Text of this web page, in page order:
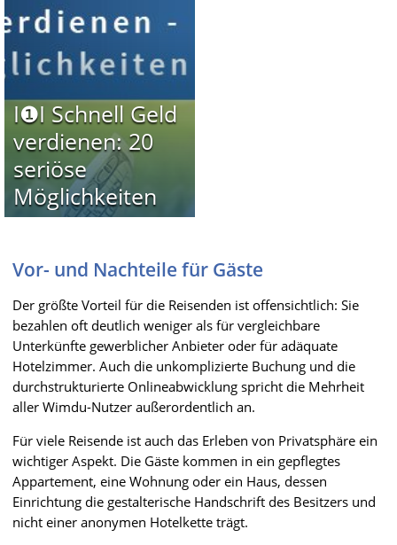
I❶I Schnell Geld
verdienen: 20
seriöse
Möglichkeiten
Vor- und Nachteile für Gäste
Der größte Vorteil für die Reisenden ist offensichtlich: Sie
bezahlen oft deutlich weniger als für vergleichbare
Unterkünfte gewerblicher Anbieter oder für adäquate
Hotelzimmer. Auch die unkomplizierte Buchung und die
durchstrukturierte Onlineabwicklung spricht die Mehrheit
aller Wimdu-Nutzer außerordentlich an.
Für viele Reisende ist auch das Erleben von Privatsphäre ein
wichtiger Aspekt. Die Gäste kommen in ein gepflegtes
Appartement, eine Wohnung oder ein Haus, dessen
Einrichtung die gestalterische Handschrift des Besitzers und
nicht einer anonymen Hotelkette trägt.